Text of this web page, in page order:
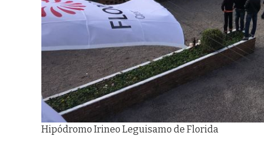
Hipódromo Irineo Leguisamo de Florida